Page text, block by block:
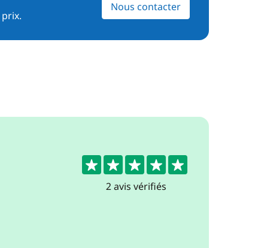
Nous contacter
5
2 avis vérifiés